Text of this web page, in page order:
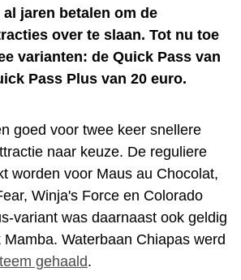
jaren betalen om de
over te slaan. Tot nu toe
varianten: de Quick Pass van
Pass Plus van 20 euro.
goed voor twee keer snellere
naar keuze. De reguliere
worden voor Maus au Chocolat,
Winja's Force en Colorado
variant was daarnaast ook geldig
Mamba. Waterbaan Chiapas werd
gehaald.